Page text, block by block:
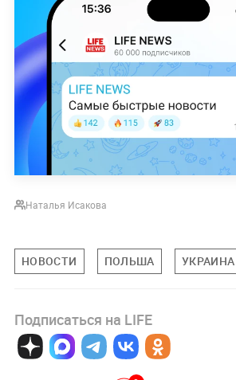
Наталья Исакова
НОВОСТИ ПОЛЬША УКРАИНА
Подписаться на LIFE